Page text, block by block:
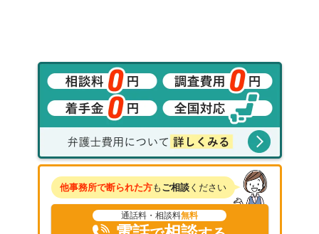
他事務所で断られた方も ご相談ください
通話料・相談料無料